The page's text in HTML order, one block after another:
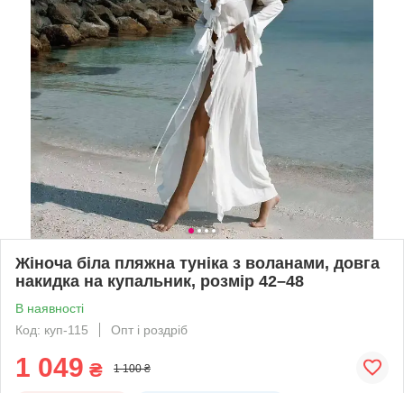
Жіноча біла пляжна туніка з воланами, довга
накидка на купальник, розмір 42–48
В наявності
Код: куп-115
Опт і роздріб
1 049 ₴ 1 100 ₴